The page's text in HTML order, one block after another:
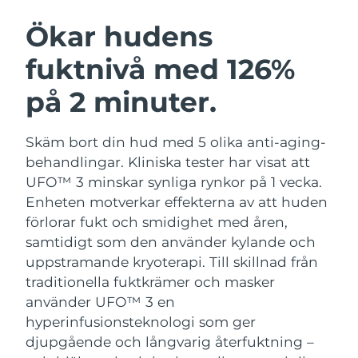
Ökar hudens
fuktnivå med 126%
på 2 minuter.
Skäm bort din hud med 5 olika anti-aging-
behandlingar. Kliniska tester har visat att
UFO™ 3 minskar synliga rynkor på 1 vecka.
Enheten motverkar effekterna av att huden
förlorar fukt och smidighet med åren,
samtidigt som den använder kylande och
uppstramande kryoterapi. Till skillnad från
traditionella fuktkrämer och masker
använder UFO™ 3 en
hyperinfusionsteknologi som ger
djupgående och långvarig återfuktning –
Ansiktsrengöring
Anti-aging massage
LUNA™ 4 Plus
Massage, LED heating
LUNA™ 4 Men
For men, anti-aging massage
Ansiktslyft
Microcurrent toning
BEAR™ 2 go
Microcurrent toning on-the-go
BEAR™ 2 eyes & lips
Microcurrent line smoothing device
Återfuktning
UFO™ 3-paket
Deep facial hydration
UFO™ 3 LED
Near-infrared and red light therapy
device
Munvård
issa™ 4
Hybrid silicone sonic toothbrush
issa™ 4 plus
Smart hybrid silicone sonic toothbrush
FAQ™ ANTI-AGING-BEHANDLING
Anti-aging LED-behandlingar
NEW
Österrike
Bahrain Förväntad leverans
Belgien Förväntad leverans
Bermuda Förväntad leverans8/16/26
Bosnien och
Hercegovina
Förväntad leverans8/13/26
Brunei Förväntad leverans
Bulgarien Förväntad leverans8/10/26
Kanada
Chile Förväntad leverans8/14/26